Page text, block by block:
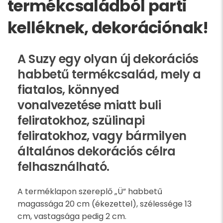
termékcsaládból parti
kelléknek, dekorációnak!
A Suzy egy olyan új dekorációs
habbetű termékcsalád, mely a
fiatalos, könnyed
vonalvezetése miatt buli
feliratokhoz, szülinapi
feliratokhoz, vagy bármilyen
általános dekorációs célra
felhasználható.
A terméklapon szereplő „Ü” habbetű
magassága 20 cm (ékezettel), szélessége 13
cm, vastagsága pedig 2 cm.